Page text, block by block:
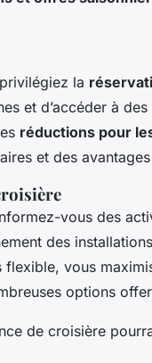
la
et d’accéder à
réductions pour
et des
vous des
des
flexible, vous
options
de croisière